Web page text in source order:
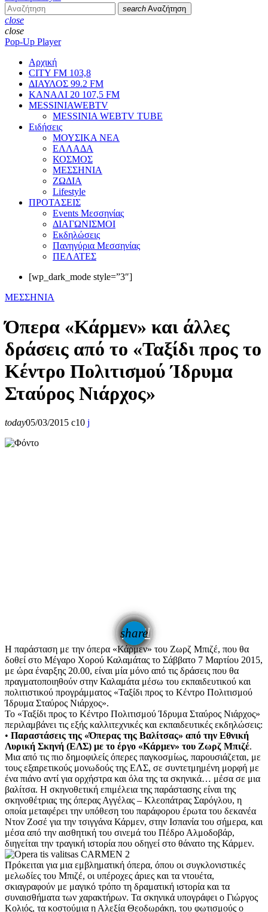
search Αναζήτηση
close
close
Pop-Up Player
Αρχική
CITY FM 103,8
ΔΙΑΥΛΟΣ 99.2 FM
ΚΑΝΑΛΙ 20 107,5 FM
MESSINIAWEBTV
MESSINIA WEBTV TUBE
Eιδήσεις
ΜΟΥΣΙΚΑ ΝΕΑ
ΕΛΛΑΔΑ
ΚΟΣΜΟΣ
ΜΕΣΣΗΝΙΑ
ΖΩΔΙΑ
Lifestyle
ΠΡΟΤΑΣΕΙΣ
Events Μεσσηνίας
ΔΙΑΓΩΝΙΣΜΟΙ
Εκδηλώσεις
Πανηγύρια Μεσσηνίας
ΠΕΛΑΤΕΣ
[wp_dark_mode style=”3″]
ΜΕΣΣΗΝΙΑ
Όπερα «Κάρμεν» και άλλες
δράσεις από το «Ταξίδι προς το
Κέντρο Πολιτισμού Ίδρυμα
Σταύρος Νιάρχος»
today05/03/2015 10
share
email
Η παράσταση με την όπερα «Κάρμεν» του Ζωρζ Μπιζέ, που θα
δοθεί στο Μέγαρο Χορού Καλαμάτας το Σάββατο 7 Μαρτίου 2015,
με ώρα έναρξης 20.00, είναι μία μόνο από τις δράσεις που θα
πραγματοποιηθούν στην Καλαμάτα μέσω του εκπαιδευτικού και
πολιτιστικού προγράμματος «Ταξίδι προς το Κέντρο Πολιτισμού
Ίδρυμα Σταύρος Νιάρχος».
Το «Ταξίδι προς το Κέντρο Πολιτισμού Ίδρυμα Σταύρος Νιάρχος»
περιλαμβάνει τις εξής καλλιτεχνικές και εκπαιδευτικές εκδηλώσεις:
• Παραστάσεις της «Όπερας της Βαλίτσας» από την Εθνική
Λυρική Σκηνή (ΕΛΣ) με το έργο «Κάρμεν» του Ζωρζ Μπιζέ.
Μια από τις πιο δημοφιλείς όπερες παγκοσμίως, παρουσιάζεται, με
τους εξαιρετικούς μονωδούς της ΕΛΣ, σε συντετμημένη μορφή με
ένα πιάνο αντί για ορχήστρα και όλα της τα σκηνικά… μέσα σε μια
βαλίτσα. Η σκηνοθετική επιμέλεια της παράστασης είναι της
σκηνοθέτριας της όπερας Αγγέλας – Κλεοπάτρας Σαρόγλου, η
οποία μεταφέρει την υπόθεση του παράφορου έρωτα του δεκανέα
Nτον Ζοσέ για την τσιγγάνα Κάρμεν, στην Ισπανία του σήμερα, και
μέσα από την αισθητική του σινεμά του Πέδρο Αλμοδοβάρ,
διηγείται την τραγική ιστορία που οδηγεί στο θάνατο της Κάρμεν.
Πρόκειται για μια εμβληματική όπερα, όπου οι συγκλονιστικές
μελωδίες του Μπιζέ, οι υπέροχες άριες και τα ντουέτα,
σκιαγραφούν με μαγικό τρόπο τη δραματική ιστορία και τα
συναισθήματα των χαρακτήρων. Τα σκηνικά υπογράφει ο Γιώργος
Κολιός, τα κοστούμια η Αλεξία Θεοδωράκη, του φωτισμούς ο